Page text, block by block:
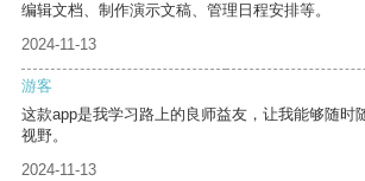
编辑文档、制作演示文稿、管理日程安排等。
2024-11-13
游客
这款app是我学习路上的良师益友，让我能够随时
视野。
2024-11-13